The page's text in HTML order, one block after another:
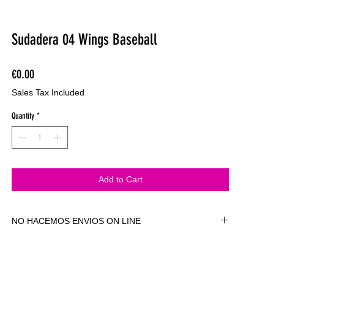
Sudadera 04 Wings Baseball
€0.00Price
Sales Tax Included
Quantity *
Add to Cart
NO HACEMOS ENVIOS ON LINE